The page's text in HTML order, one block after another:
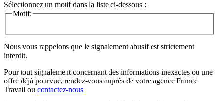
Sélectionnez un motif dans la liste ci-dessous :
Motif:
Nous vous rappelons que le signalement abusif est strictement
interdit.
Pour tout signalement concernant des informations inexactes ou une
offre déjà pourvue, rendez-vous auprès de votre agence France
Travail ou contactez-nous